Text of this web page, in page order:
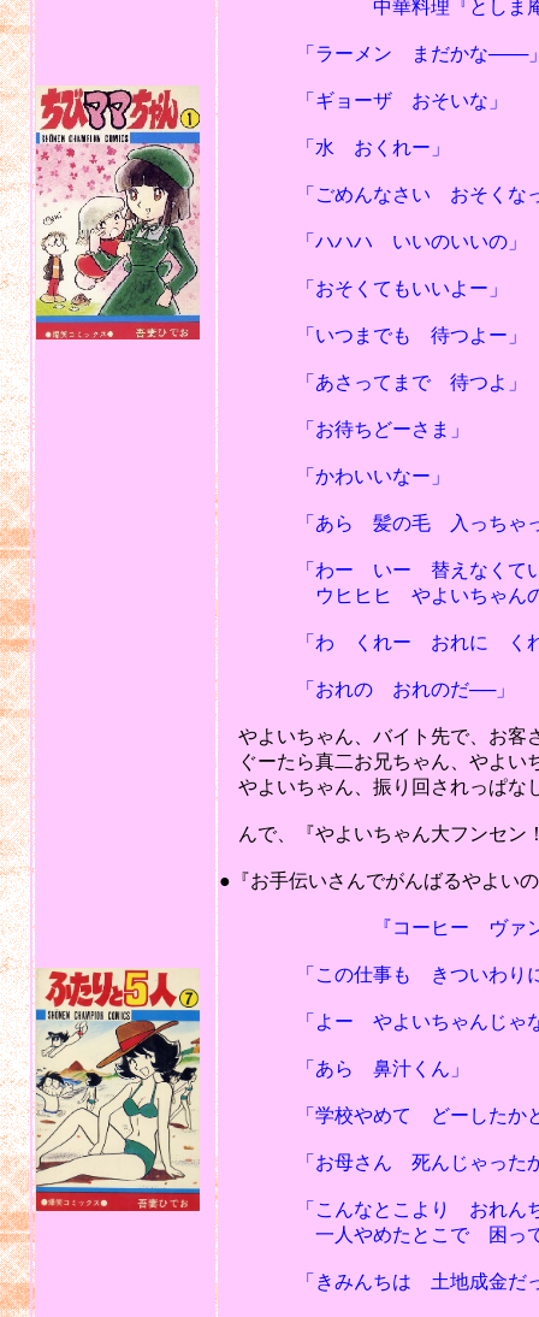
中華料理『としま庵』（
「ラーメン まだかな───
「ギョーザ おそいな」
「水 おくれー」
「ごめんなさい おそくなっ
「ハハハ いいのいいの」
「おそくてもいいよー」
「いつまでも 待つよー」
「あさってまで 待つよ」
「お待ちどーさま」
「かわいいなー」
「あら 髪の毛 入っちゃっ
「わー いー 替えなくて
ウヒヒヒ やよいちゃんの
「わ くれー おれに くれ
「おれの おれのだ──」
やよいちゃん、バイト先で、お客
ぐーたら真二お兄ちゃん、やよい
やよいちゃん、振り回されっぱな
んで、『やよいちゃん大フンセン
●『お手伝いさんでがんばるやよい
『コーヒー ヴァン
「この仕事も きついわりに
「よー やよいちゃんじゃな
「あら 鼻汁くん」
「学校やめて どーしたかと
「お母さん 死んじゃった
「こんなとこより おれんち
一人やめたとこで 困って
「きみんちは 土地成金だっ